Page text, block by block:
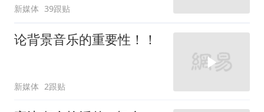
新媒体 39跟贴
论背景音乐的重要性！！
新媒体 2跟贴